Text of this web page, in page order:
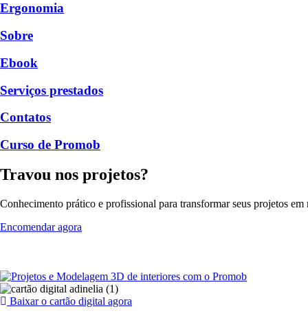
Ergonomia
Sobre
Ebook
Serviços prestados
Contatos
Curso de Promob
Travou nos projetos?
Conhecimento prático e profissional para transformar seus projetos em
Encomendar agora
Baixar o cartão digital agora